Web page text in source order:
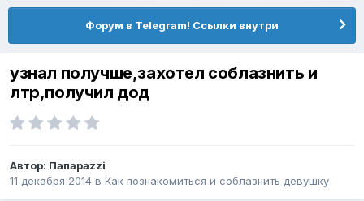
Форум в Telegram! Ссылки внутри
узнал получше,захотел соблазнить и
лтр,получил дод
Автор: Папараzzi
11 декабря 2014 в Как познакомиться и соблазнить девушку